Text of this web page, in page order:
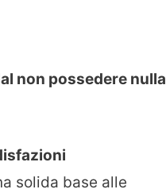
non possedere nulla
solida base alle